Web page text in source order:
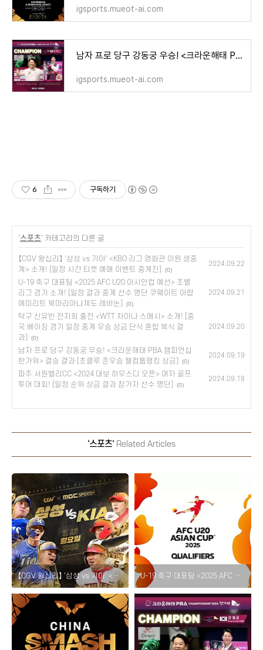
igsports.mueot-ai.com
남자 프로 당구 강동궁 우승! <크라운해태 PBA 챔피언십 한가위> 결승 결과 [초클루 준우승 웰컴톱
igsports.mueot-ai.com
6 구독하기
'스포츠' 카테고리의 다른 글
【CGV 왕십리】 '삼성 vs 기아' <KBO 리그 영화관 이원 생중
계> 소개! [일정 시간 티켓 예매 이벤트 중계진]
(0)
2024.09.22
U-19 축구 대표팀 <2025 AFC U20 아시안컵 예선> 조별
리그 경기 소개! [일정 결과 중계 선수 명단 쿠웨이트 아랍
에미리트 북마리아나제도 레바논]
(0)
2024.09.21
탁구 신유빈 전지희 출전 <WTT 차이나 스매시> 소개! [중
국 베이징 경기 일정 중계 우승 상금 단식 혼합 복식 결
과]
(0)
2024.09.20
남자 프로 당구 강동궁 우승! <크라운해태 PBA 챔피언십
한가위> 결승 결과 [초클루 준우승 웰컴톱랭킹 상금]
(0)
2024.09.19
파주 서원밸리CC <2024 대보 하우스디 오픈> 여자 골프
투어 대회! [일정 순위 상금 결과 참가자 선수 명단]
(0)
2024.09.18
'스포츠' Related Articles
【CGV 왕십리】 '삼성 vs 기아' <KBO 리그 영화관 이원 생중계> 소개! [일정 시간 티켓 예매 이벤트 중계진] U-19 축구 대표팀 <2025 AFC U20 아시안컵 예선> 조별 리그 경기 소개! [일정 결과 중계 선수 명단 쿠웨이트 아랍에미리트 북마리아나제도 레바논]